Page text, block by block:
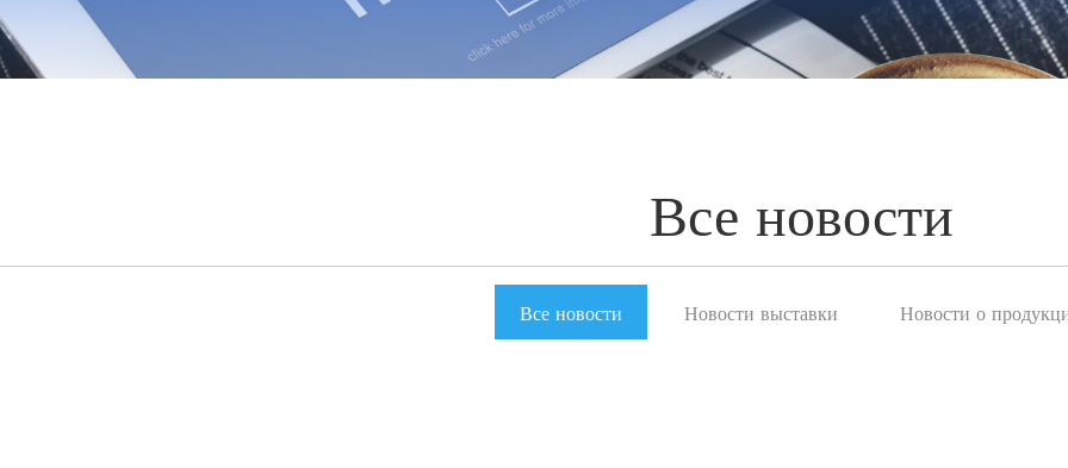
Все новости
Все новости Новости выставки Новости о